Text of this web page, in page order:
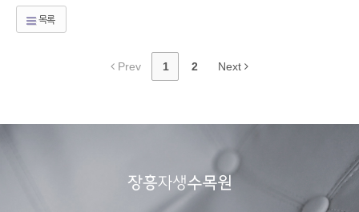
목록
Prev 1 2 Next